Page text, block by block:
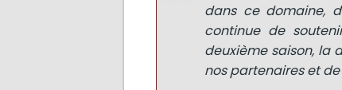
dans ce domaine,
continue de
deuxième saison, la
nos partenaires et de